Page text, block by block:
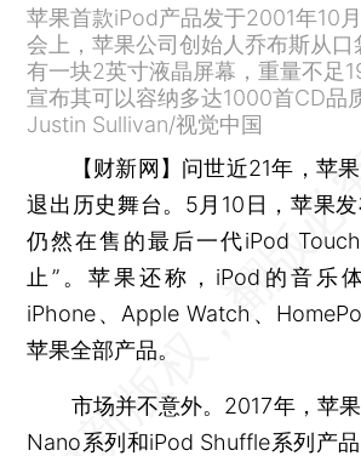
苹果首款iPod产品发于2001年10
会上，苹果公司创始人乔布斯从
有一块2英寸液晶屏幕，重量不足
宣布其可以容纳多达1000首CD品
Justin Sullivan/视觉中国
【财新网】 问世近21年，苹
退出历史舞台。5月10日，苹果
仍然在售的最后一代iPod
止”。苹果还称，iPod的音乐
iPhone、Apple Watch、
苹果全部产品。
市场并不意外。2017年，苹果
Nano系列和iPod Shuffle系列产